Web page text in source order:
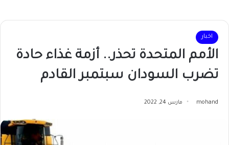
اخبار
الأمم المتحدة تحذر.. أزمة غذاء حادة
تضرب السودان سبتمبر القادم
mohand مارس 24, 2022